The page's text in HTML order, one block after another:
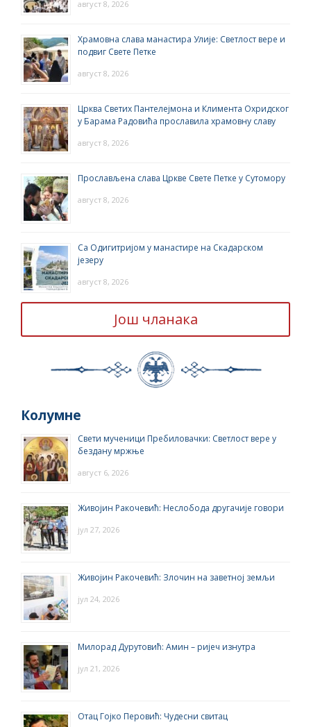
август 8, 2026
Храмовна слава манастира Улије: Светлост вере и
подвиг Свете Петке
август 8, 2026
Црква Светих Пантелејмона и Климента Охридског
у Барама Радовића прославила храмовну славу
август 8, 2026
Прослављена слава Цркве Свете Петке у Сутомору
август 8, 2026
Са Одигитријом у манастире на Скадарском
језеру
август 8, 2026
Још чланака
Колумне
Свети мученици Пребиловачки: Светлост вере у
бездану мржње
август 6, 2026
Живојин Ракочевић: Неслобода другачије говори
јул 27, 2026
Живојин Ракочевић: Злочин на заветној земљи
јул 24, 2026
Милорад Дурутовић: Амин – ријеч изнутра
јул 21, 2026
Отац Гојко Перовић: Чудесни свитац